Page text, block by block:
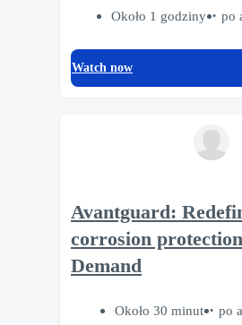
Około 1 godziny po
Watch now
Avantguard:
corrosion
Demand
Około 30 minut po